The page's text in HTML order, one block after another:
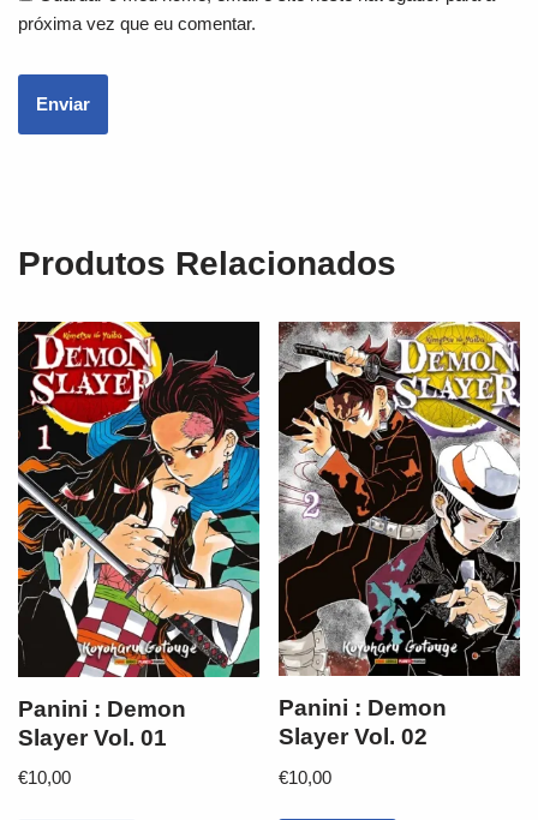
próxima vez que eu comentar.
Produtos Relacionados
Panini : Demon
Slayer Vol. 01
€10,00
Panini : Demon
Slayer Vol. 02
€10,00